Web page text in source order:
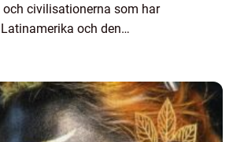
och civilisationerna som har
och den
o...